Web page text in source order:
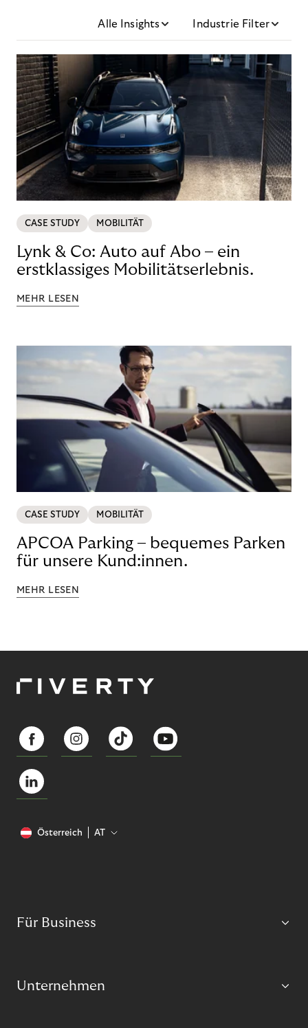
Alle Insights Industrie Filter
CASE STUDY MOBILITÄT
Lynk & Co: Auto auf Abo – ein
erstklassiges Mobilitätserlebnis.
MEHR LESEN
CASE STUDY MOBILITÄT
APCOA Parking – bequemes Parken
für unsere Kund:innen.
MEHR LESEN
Österreich AT
Für Business
Unternehmen